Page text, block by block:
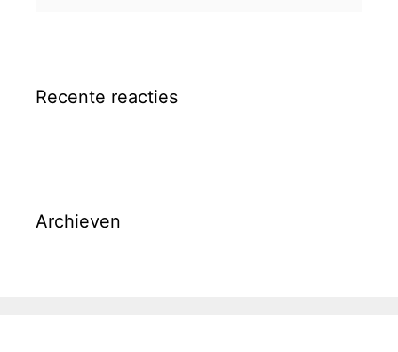
Recente reacties
Archieven